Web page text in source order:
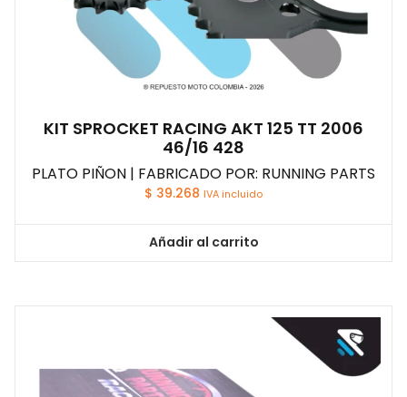
KIT SPROCKET RACING AKT 125 TT 2006
46/16 428
PLATO PIÑON | FABRICADO POR: RUNNING PARTS
$ 39.268 IVA incluido
Añadir al carrito